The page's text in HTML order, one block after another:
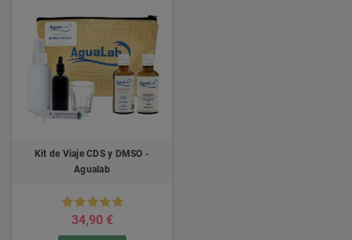
Kit de Viaje CDS y DMSO -
Agualab
34,90 €